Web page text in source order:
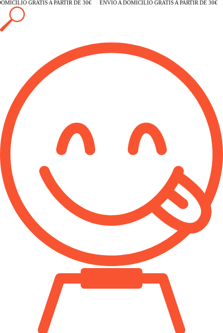
GRATIS A PARTIR DE 30€ ENVÍO A DOMICILIO GRATIS A PARTIR DE 30€